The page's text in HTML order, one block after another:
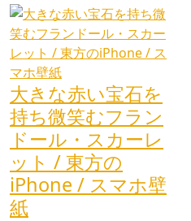
大きな赤い宝石を
持ち微笑むフラン
ドール・スカーレ
ット / 東方の
iPhone / スマホ壁
紙